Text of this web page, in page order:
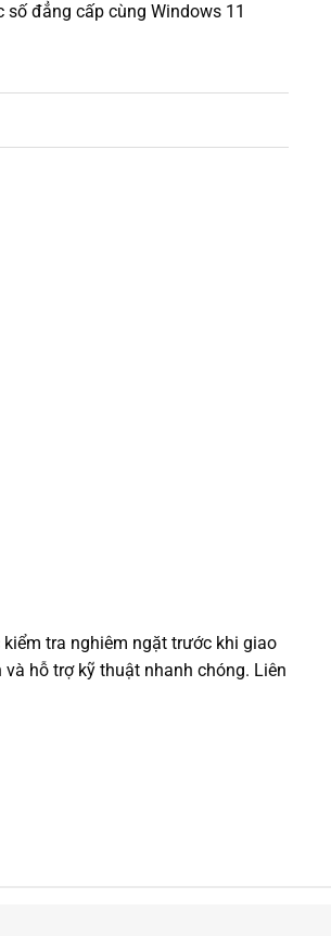
đẳng cấp cùng Windows 11
tra nghiêm ngặt trước khi giao
hỗ trợ kỹ thuật nhanh chóng. Liên